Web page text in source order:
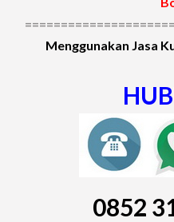
Menggunakan Jasa
0852